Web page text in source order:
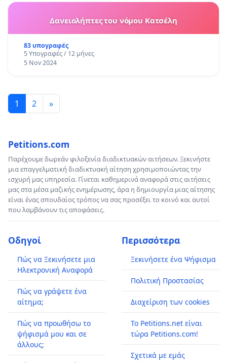
Δανειολήπτες του νόμου Κατσέλη
83 υπογραφές
5 Υπογραφές / 12 μήνες
5 Nov 2024
1 2 »
Petitions.com
Παρέχουμε δωρεάν φιλοξενία διαδικτυακών αιτήσεων. Ξεκινήστε
μια επαγγελματική διαδικτυακή αίτηση χρησιμοποιώντας την
ισχυρή μας υπηρεσία. Γίνεται καθημερινά αναφορά στις αιτήσεις
μας στα μέσα μαζικής ενημέρωσης, άρα η δημιουργία μιας αίτησης
είναι ένας σπουδαίος τρόπος να σας προσέξει το κοινό και αυτοί
που λαμβάνουν τις αποφάσεις.
Οδηγοί
Πώς να Ξεκινήσετε μια
Ηλεκτρονική Αναφορά
Πώς να γράψετε ένα
αίτημα;
Πώς να προωθήσω το
ψήφισμά μου και σε
άλλους;
Περισσότερα
Ξεκινήσετε ένα Ψήφισμα
Πολιτική Προστασίας
Διαχείριση των cookies
Το Petitions.net είναι
τώρα Petitions.com!
Σχετικά με εμάς